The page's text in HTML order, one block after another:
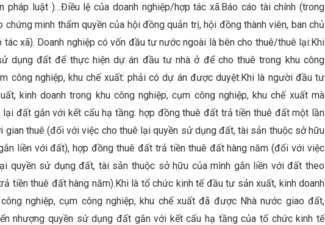
pháp luật )…Điều lệ của doanh nghiệp/hợp tác xã.Báo cáo tài chính (trong
chứng minh thẩm quyền của hội đồng quản trị, hội đồng thành viên, ban chủ
tác xã). Doanh nghiệp có vốn đầu tư nước ngoài là bên cho thuê/thuê lại:Khi
dụng đất để thực hiện dự án đầu tư nhà ở để cho thuê trong khu công
công nghiệp, khu chế xuất: phải có dự án được duyệt.Khi là người đầu tư
kinh doanh trong khu công nghiệp, cụm công nghiệp, khu chế xuất mà
đất gắn với kết cấu hạ tầng: hợp đồng thuê đất trả tiền thuê đất một lần
gian thuê (đối với việc cho thuê lại quyền sử dụng đất, tài sản thuộc sở hữu
liền với đất), hợp đồng thuê đất trả tiền thuê đất hàng năm (đối với việc
quyền sử dụng đất, tài sản thuộc sở hữu của mình gắn liền với đất theo
tiền thuê đất hàng năm).Khi là tổ chức kinh tế đầu tư sản xuất, kinh doanh
nghiệp, cụm công nghiệp, khu chế xuất đã được Nhà nước giao đất,
nhượng quyền sử dụng đất gắn với kết cấu hạ tầng của tổ chức kinh tế